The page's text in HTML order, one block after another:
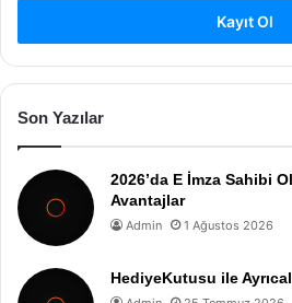
Kayıt Ol
Son Yazılar
2026’da E İmza Sahibi
Avantajlar
Admin 1 Ağustos 2026
HediyeKutusu ile